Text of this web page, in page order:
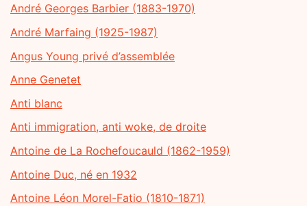
André Georges Barbier (1883-1970)
André Marfaing (1925-1987)
Angus Young privé d’assemblée
Anne Genetet
Anti blanc
Anti immigration, anti woke, de droite
Antoine de La Rochefoucauld (1862-1959)
Antoine Duc, né en 1932
Antoine Léon Morel-Fatio (1810-1871)